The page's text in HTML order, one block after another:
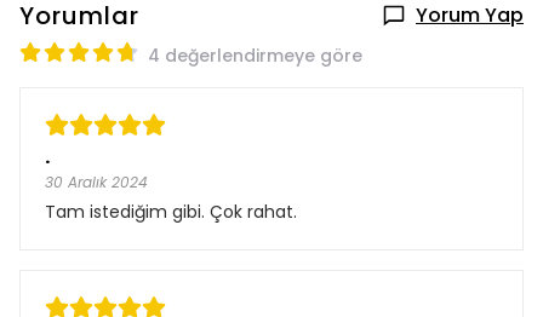
Yorumlar Yorum Yap
4 değerlendirmeye göre
.
30 Aralık 2024
Tam istediğim gibi. Çok rahat.